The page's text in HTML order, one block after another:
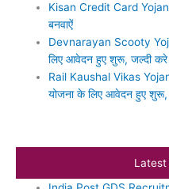
Kisan Credit Card
बनवाऐं
Devnarayan Scooty
लिए आवेदन हुए शुरू, जल्दी
Rail Kaushal Vikas
योजना के लिए आवेदन हुए
Latest